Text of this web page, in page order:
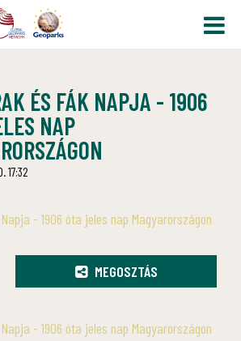
ÉS FÁK NAPJA - 1906
NAP
17:32
- 1906 óta jeles nap Magyarországon
MEGOSZTÁS
- 1906 óta jeles nap Magyarországon